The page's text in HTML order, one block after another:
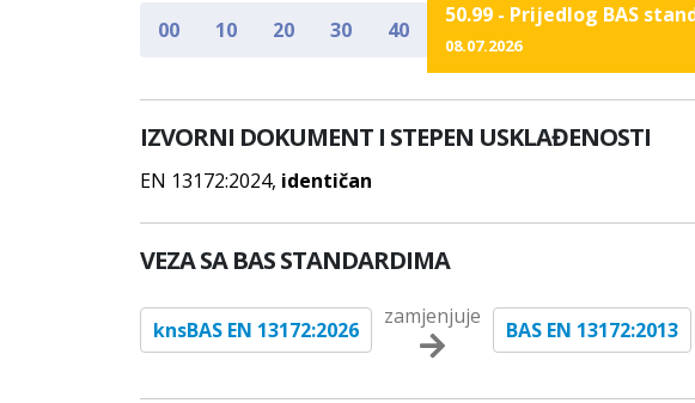
00 10 20 30 40
50.99 - Prijedlog BAS
08.07.2026
IZVORNI DOKUMENT I STEPEN USKLAĐENOSTI
EN 13172:2024, identičan
VEZA SA BAS STANDARDIMA
knsBAS EN 13172:2026
zamjenjuje
BAS EN 13172:2013